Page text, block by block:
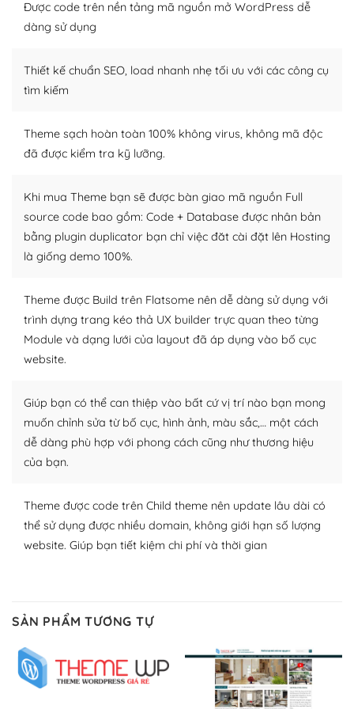
tìm kiếm chúng trên Internet hoặc nhờ chuyên gia.
Dễ dàng tùy chỉnh trên WordPress
– Sở hữu một cộng đồng lớn, sẵn sàng hỗ trợ
người cuồng tín WordPress.
kiếm những cộng đồng WordPress, họ sẽ giúp bạn trả
lời, giải đáp vấn đề của bạn.
Cộng đồng sử dụng WordPress sẵn sàng hỗ trợ bạn
Plugin mở rộng là thành phần cài đặt thêm vào
WordPress để tăng thêm các tính năng cần thiết. Có
nhiều plugin trả phí hoặc miễn phí.
plugin của WordPress rất phong phú. Bạn có thể thỏa
thích chọn lựa plugin và themes phù hợp cho mục đích
lập website của mình.
WordPress đa dạng plugin và themes
– Dễ sử dụng
Với mọi Hosting bất kỳ thì WordPress đều có thể dễ
dàng thiết lập vì thực tế nó đã cung cấp khoảng 60%
trang web WordPress của bạn.
Dễ dàng lựa chọn Hosting cho website WordPress
Được code trên nền tảng mã nguồn mở WordPress dễ
dàng sử dụng
Thiết kế chuẩn SEO, load nhanh nhẹ tối ưu với các công cụ
tìm kiếm
Theme sạch hoàn toàn 100% không virus, không mã độc
đã được kiểm tra kỹ lưỡng.
Khi mua Theme bạn sẽ được bàn giao mã nguồn Full
source code bao gồm: Code + Database được nhân bản
bằng plugin duplicator bạn chỉ việc đăt cài đặt lên Hosting
là giống demo 100%.
Theme được Build trên Flatsome nên dễ dàng sử dụng với
trình dựng trang kéo thả UX builder trực quan theo từng
Module và dạng lưới của layout đã áp dụng vào bố cục
website.
Giúp bạn có thể can thiệp vào bất cứ vị trí nào bạn mong
muốn chỉnh sửa từ bố cục, hình ảnh, màu sắc,… một cách
dễ dàng phù hợp với phong cách cũng như thương hiệu
của bạn.
Theme được code trên Child theme nên update lâu dài có
thể sử dụng được nhiều domain, không giới hạn số lượng
website. Giúp bạn tiết kiệm chi phí và thời gian
SẢN PHẨM TƯƠNG TỰ